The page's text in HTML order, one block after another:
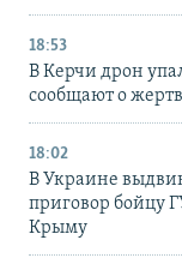
18:53
В Керчи дрон
сообщают о
18:02
В Украине
приговор бойцу
Крыму